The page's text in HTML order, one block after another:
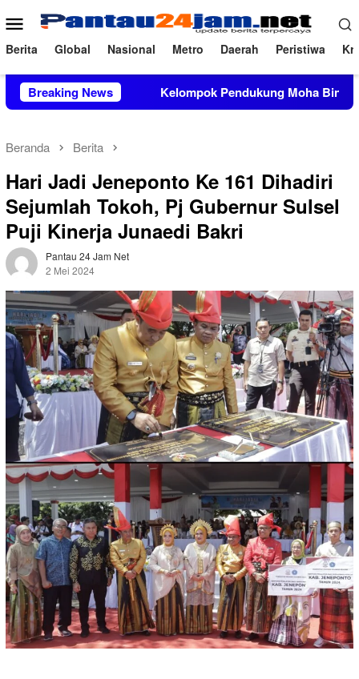
ke
konten
Menu
Mobile
Berita Global Nasional Metro Daerah Peristiwa
Breaking News
Pendukung Moha Bin Batjo Bubarkan Paksa Aksi
Beranda Berita
Hari Jadi Jeneponto Ke 161 Dihadiri
Sejumlah Tokoh, Pj Gubernur Sulsel
Puji Kinerja Junaedi Bakri
Pantau 24 Jam Net
2 Mei 2024